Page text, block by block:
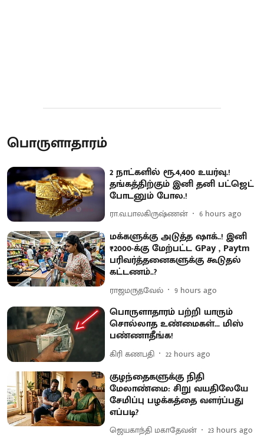
பொருளாதாரம்
2 நாட்களில் ரூ.4,400 உயர்வு.!
தங்கத்திற்கும் இனி தனி பட்ஜெட்
போடனும் போல.!
ரா.வ.பாலகிருஷ்ணன் 6 hours ago
மக்களுக்கு அடுத்த ஷாக்..! இனி
₹2000-க்கு மேற்பட்ட GPay , Paytm
பரிவர்த்தனைகளுக்கு கூடுதல்
கட்டணம்..?
ராஜமருதவேல் 9 hours ago
பொருளாதாரம் பற்றி யாரும்
சொல்லாத உண்மைகள்... மிஸ்
பண்ணாதீங்க!
கிரி கணபதி 22 hours ago
குழந்தைகளுக்கு நிதி
மேலாண்மை: சிறு வயதிலேயே
சேமிப்பு பழக்கத்தை வளர்ப்பது
எப்படி?
ஜெயகாந்தி மகாதேவன் 23 hours ago